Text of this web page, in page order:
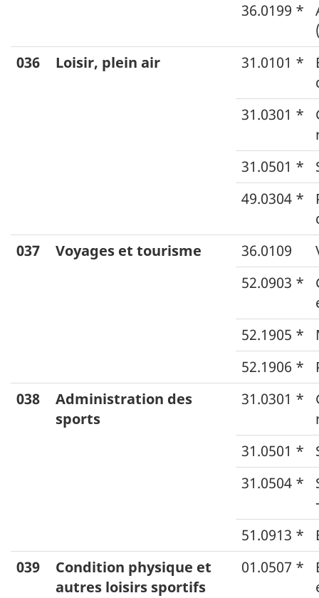
36.0199 *
036
Loisir, plein air 31.0101 *
31.0301 *
31.0501 *
49.0304 *
037
Voyages et tourisme 36.0109
52.0903 *
52.1905 *
52.1906 *
038
Administration des
sports
31.0301 *
31.0501 *
31.0504 *
51.0913 *
039
Condition physique et
autres loisirs sportifs
01.0507 *